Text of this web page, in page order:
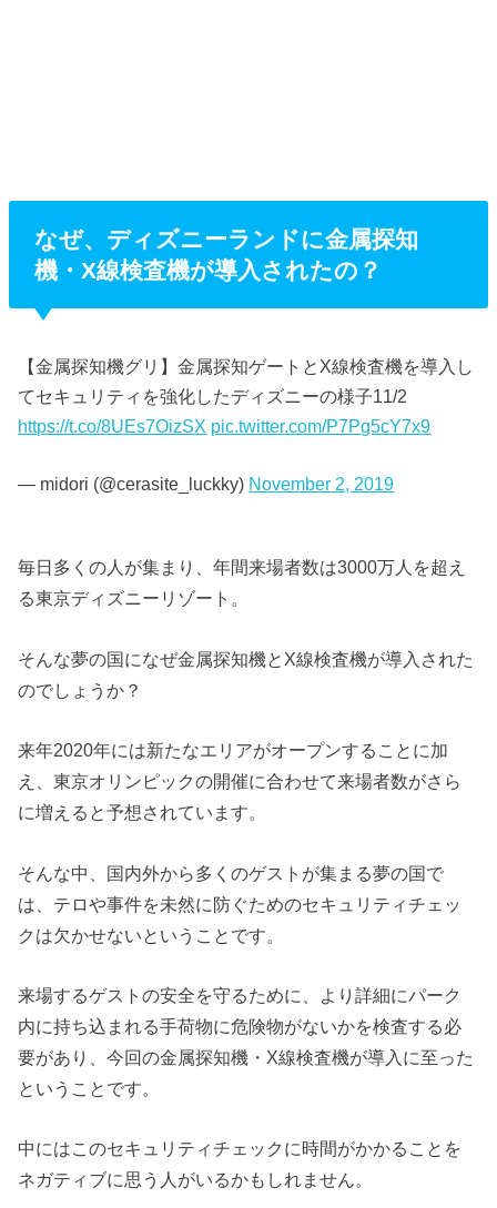
なぜ、ディズニーランドに金属探知
機・X線検査機が導入されたの？
【金属探知機グリ】金属探知ゲートとX線検査機を導入し
てセキュリティを強化したディズニーの様子11/2
https://t.co/8UEs7OizSX pic.twitter.com/P7Pg5cY7x9
— midori (@cerasite_luckky) November 2, 2019
毎日多くの人が集まり、年間来場者数は3000万人を超え
る東京ディズニーリゾート。
そんな夢の国になぜ金属探知機とX線検査機が導入された
のでしょうか？
来年2020年には新たなエリアがオープンすることに加
え、東京オリンピックの開催に合わせて来場者数がさら
に増えると予想されています。
そんな中、国内外から多くのゲストが集まる夢の国で
は、テロや事件を未然に防ぐためのセキュリティチェッ
クは欠かせないということです。
来場するゲストの安全を守るために、より詳細にパーク
内に持ち込まれる手荷物に危険物がないかを検査する必
要があり、今回の金属探知機・X線検査機が導入に至った
ということです。
中にはこのセキュリティチェックに時間がかかることを
ネガティブに思う人がいるかもしれません。